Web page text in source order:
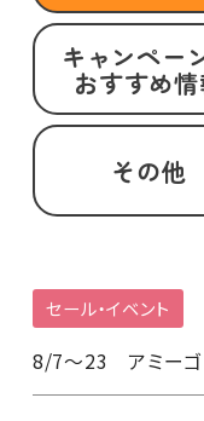
キャンペー
おすすめ
その他
セール・イベント
8/7～23 アミーゴ